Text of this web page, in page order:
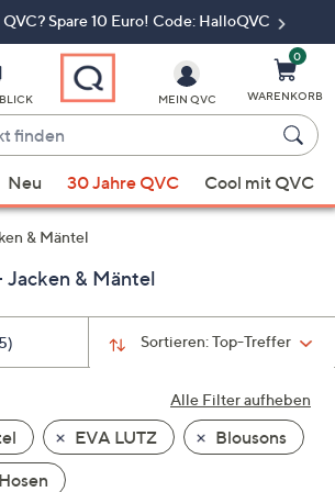
Spare 10 Euro! Code: HalloQVC
MEIN QVC
0
WARENKORB
Neu 30 Jahre QVC Cool mit QVC
& Mäntel
Jacken & Mäntel
Sortieren:Top-Treffer
Alle Filter aufheben
EVA LUTZ
Blousons